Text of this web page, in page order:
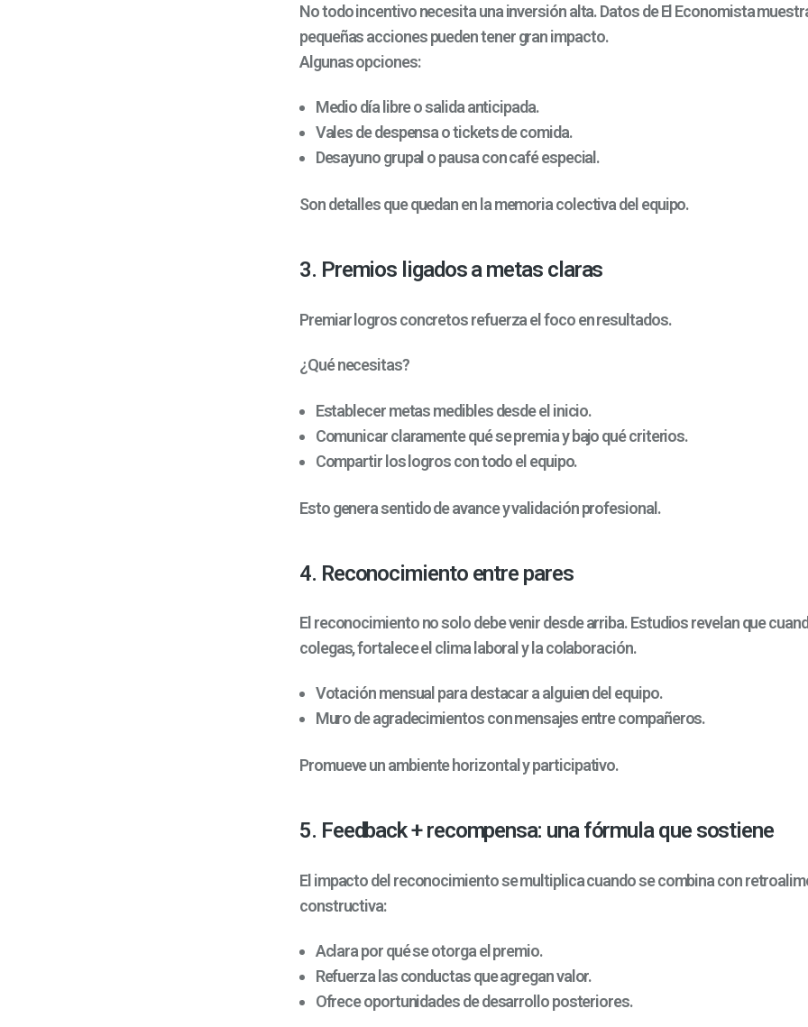
No todo incentivo necesita una inversión alta. Datos de El Economista
pequeñas acciones pueden tener gran impacto.
Algunas opciones:
Medio día libre o salida anticipada.
Vales de despensa o tickets de comida.
Desayuno grupal o pausa con café especial.
Son detalles que quedan en la memoria colectiva del equipo.
3. Premios ligados a metas claras
Premiar logros concretos refuerza el foco en resultados.
¿Qué necesitas?
Establecer metas medibles desde el inicio.
Comunicar claramente qué se premia y bajo qué criterios.
Compartir los logros con todo el equipo.
Esto genera sentido de avance y validación profesional.
4. Reconocimiento entre pares
El reconocimiento no solo debe venir desde arriba. Estudios revelan que
colegas, fortalece el clima laboral y la colaboración.
Votación mensual para destacar a alguien del equipo.
Muro de agradecimientos con mensajes entre compañeros.
Promueve un ambiente horizontal y participativo.
5. Feedback + recompensa: una fórmula que sostiene
El impacto del reconocimiento se multiplica cuando se combina con
constructiva:
Aclara por qué se otorga el premio.
Refuerza las conductas que agregan valor.
Ofrece oportunidades de desarrollo posteriores.